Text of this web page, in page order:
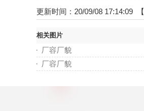
更新时间：20/09/08 17:14:09 【
相关图片
厂容厂貌
厂容厂貌